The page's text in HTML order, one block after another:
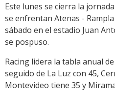
Este lunes se cierra la
se enfrentan Atenas -
sábado en el estadio Juan
se pospuso.
Racing lidera la tabla anual
seguido de La Luz con 45,
Montevideo tiene 35 y